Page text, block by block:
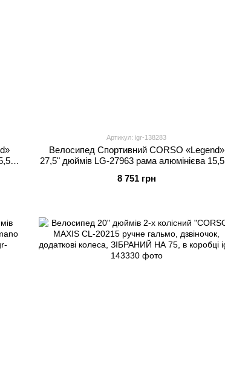
Артикул: igr-138283
Велосипед Спортивний CORSO «Legend»
27,5" дюймів LG-27963 рама алюмінієва
75
8 751 грн